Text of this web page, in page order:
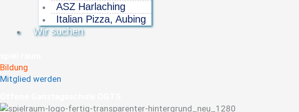
ASZ Harlaching
Italian Pizza, Aubing
Wir suchen
Bildung
Mitglied werden